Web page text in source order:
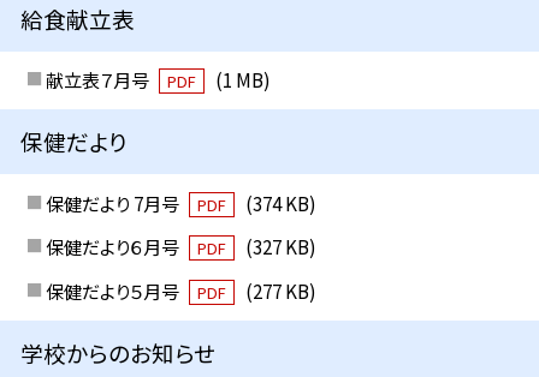
給食献立表
献立表７月号 PDF (1 MB)
保健だより
保健だより 7月号 PDF
(374 KB)
保健だより６月号
PDF
(327 KB)
保健だより５月号
PDF (277 KB)
学校からのお知らせ